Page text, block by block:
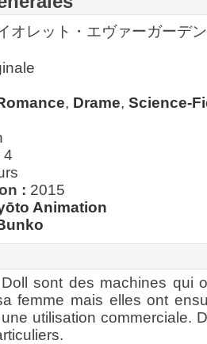
オレット・エヴァーガーデン
, Drame, Science-
4
: 2015
Animation
sont des machines qui
femme mais elles ont
utilisation commerciale.